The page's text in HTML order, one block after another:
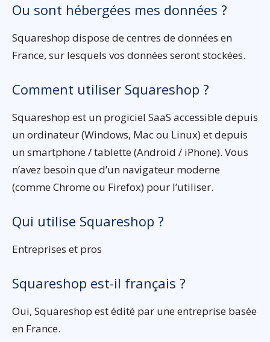
Ou sont hébergées mes données ?
Squareshop dispose de centres de données en
France, sur lesquels vos données seront stockées.
Comment utiliser Squareshop ?
Squareshop est un progiciel SaaS accessible depuis
un ordinateur (Windows, Mac ou Linux) et depuis
un smartphone / tablette (Android / iPhone). Vous
n’avez besoin que d’un navigateur moderne
(comme Chrome ou Firefox) pour l’utiliser.
Qui utilise Squareshop ?
Entreprises et pros
Squareshop est-il français ?
Oui, Squareshop est édité par une entreprise basée
en France.